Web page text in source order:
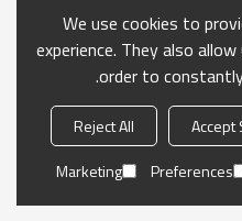
We use cookies to
experience. They also
order to
Accept
Reject All
Preferences
Marketing